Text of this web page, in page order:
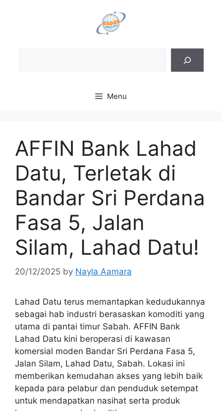
Menu
AFFIN Bank Lahad
Datu, Terletak di
Bandar Sri Perdana
Fasa 5, Jalan
Silam, Lahad Datu!
20/12/2025 by Nayla Aamara
Lahad Datu terus memantapkan kedudukannya
sebagai hab industri berasaskan komoditi yang
utama di pantai timur Sabah. AFFIN Bank
Lahad Datu kini beroperasi di kawasan
komersial moden Bandar Sri Perdana Fasa 5,
Jalan Silam, Lahad Datu, Sabah. Lokasi ini
memberikan kemudahan akses yang lebih baik
kepada para pelabur dan penduduk setempat
untuk mendapatkan nasihat serta produk